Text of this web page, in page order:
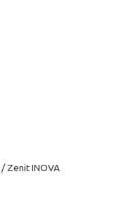
/ Zenit INOVA